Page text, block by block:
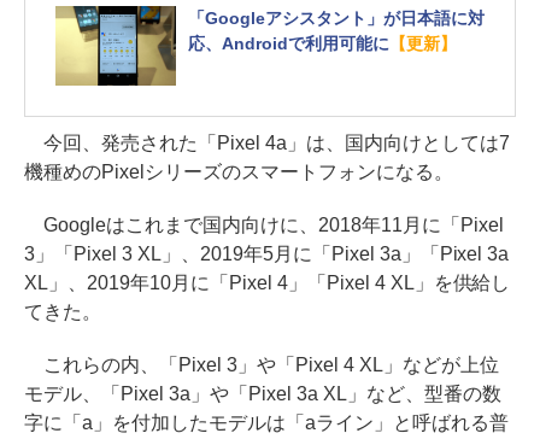
「Googleアシスタント」が日本語に対
応、Androidで利用可能に 【更新】
今回、発売された「Pixel 4a」は、国内向けとしては7
機種めのPixelシリーズのスマートフォンになる。
Googleはこれまで国内向けに、2018年11月に「Pixel
3」「Pixel 3 XL」、2019年5月に「Pixel 3a」「Pixel 3a
XL」、2019年10月に「Pixel 4」「Pixel 4 XL」を供給し
てきた。
これらの内、「Pixel 3」や「Pixel 4 XL」などが上位
モデル、「Pixel 3a」や「Pixel 3a XL」など、型番の数
字に「a」を付加したモデルは「aライン」と呼ばれる普